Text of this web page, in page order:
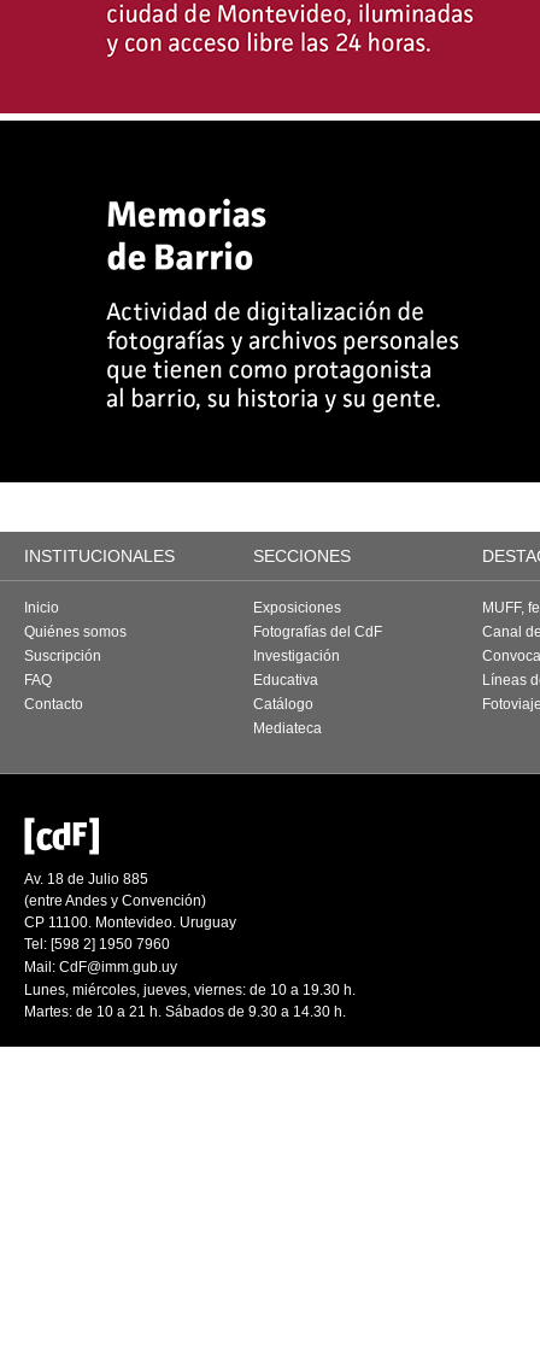
INSTITUCIONALES SECCIONES
Inicio
Quiénes somos
Suscripción
FAQ
Contacto
Exposiciones
Fotografías del CdF
Investigación
Educativa
Catálogo
Mediateca
MUFF,
Canal
Líneas
Av. 18 de Julio 885
(entre Andes y Convención)
CP 11100. Montevideo. Uruguay
Tel: [598 2] 1950 7960
Mail: CdF@imm.gub.uy
Lunes, miércoles, jueves, viernes: de 10 a 19.30 h.
Martes: de 10 a 21 h. Sábados de 9.30 a 14.30 h.